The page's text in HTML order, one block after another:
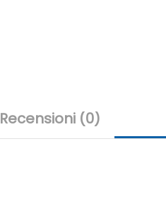
Recensioni (0)